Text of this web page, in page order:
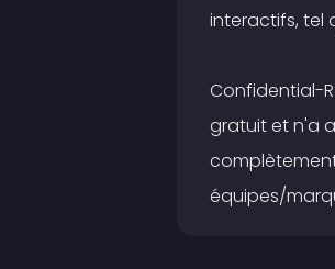
interactifs, tel
Confidential-
gratuit et n'a
équipes/